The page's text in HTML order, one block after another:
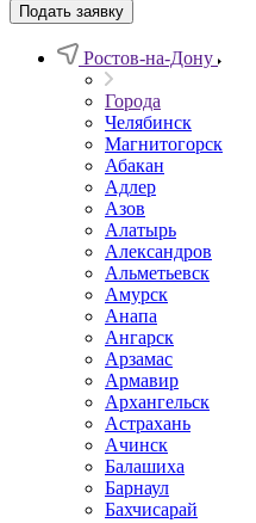
Подать заявку
Ростов-на-Дону
Города
Челябинск
Магнитогорск
Абакан
Адлер
Азов
Алатырь
Александров
Альметьевск
Амурск
Анапа
Ангарск
Арзамас
Армавир
Архангельск
Астрахань
Ачинск
Балашиха
Барнаул
Бахчисарай